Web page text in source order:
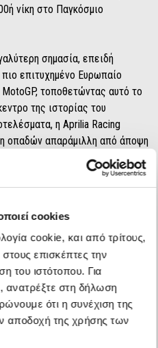
cookies
cookie, και από τρίτους,
επισκέπτες την
του ιστότοπου. Για
ανατρέξτε στη δήλωση
ότι η συνέχιση της
αποδοχή της χρήσης των
νίκη στο Παγκόσμιο
σημασία, επειδή
επιτυχημένο Ευρωπαίο
τοποθετώντας αυτό το
της ιστορίας του
η Aprilia Racing
οπαδών απαράμιλλη από άποψη
σε κάθε εποχή και
MotoGP. Το 1987, ο
γιόρτασε την πρώτη από τις
στην κατηγορία των 250cc.
ορόσημο: η νίκη νούμερο
Rossi στο Welkom στην
αργότερα, το 2006, έφτασε η
ο Mattia Pasini στο
Σήμερα, η νίκη νούμερο